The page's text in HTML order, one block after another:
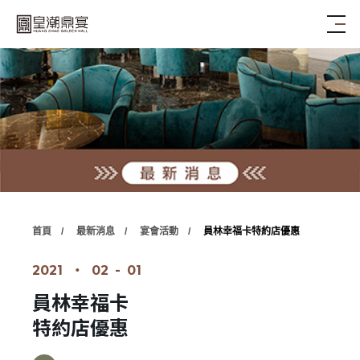
首頁 最新消息 宴會活動 員林幸福卡特約店優惠
2021 ‧ 02 - 01
員林幸福卡
特約店優惠